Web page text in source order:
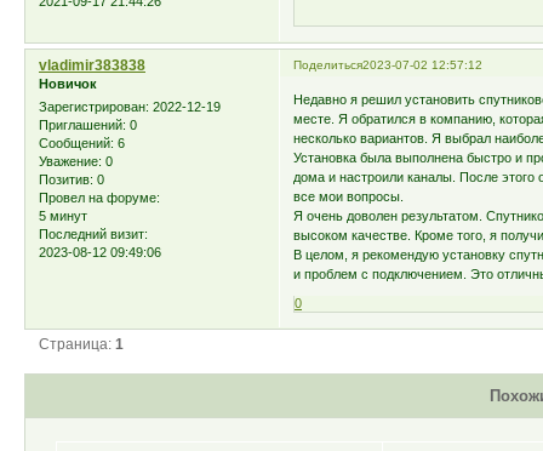
Поделиться2023-07-02 12:57:12
vladimir383838
Новичок
Зарегистрирован: 2022-12-19
Приглашений: 0
Сообщений: 6
Уважение: 0
Позитив: 0
Провел на форуме:
5 минут
Последний визит:
2023-08-12 09:49:06
Недавно я решил установить
месте. Я обратился в компанию,
несколько вариантов. Я выбрал
Установка была выполнена быстро и
дома и настроили каналы. После этого
все мои вопросы.
Я очень доволен результатом.
высоком качестве. Кроме того, я
В целом, я рекомендую установку
и проблем с подключением. Это
0
Страница:1